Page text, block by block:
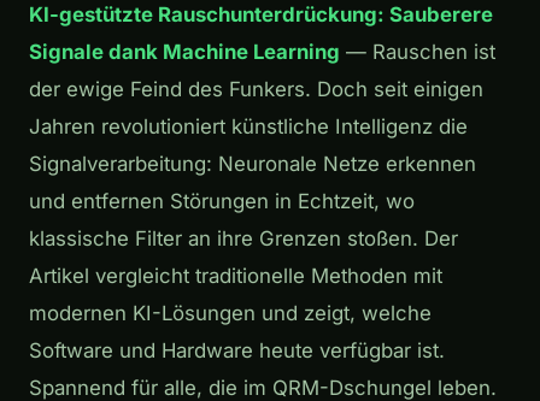
KI-gestützte Rauschunterdrückung: Sauberere
Signale dank Machine Learning — Rauschen ist
der ewige Feind des Funkers. Doch seit einigen
Jahren revolutioniert künstliche Intelligenz die
Signalverarbeitung: Neuronale Netze erkennen
und entfernen Störungen in Echtzeit, wo
klassische Filter an ihre Grenzen stoßen. Der
Artikel vergleicht traditionelle Methoden mit
modernen KI-Lösungen und zeigt, welche
Software und Hardware heute verfügbar ist.
Spannend für alle, die im QRM-Dschungel leben.